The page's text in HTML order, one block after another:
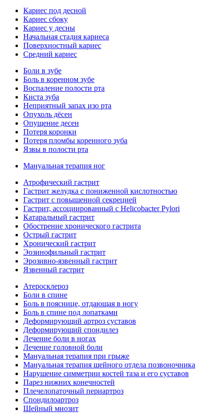
Кариес под десной
Кариес сбоку
Кариес у десны
Начальная стадия кариеса
Поверхностный кариес
Средний кариес
Боли в зубе
Боль в коренном зубе
Воспаление полости рта
Киста зуба
Неприятный запах изо рта
Опухоль дёсен
Опущение десен
Потеря коронки
Потеря пломбы коренного зуба
Язвы в полости рта
Мануальная терапия ног
Атрофический гастрит
Гастрит желудка с пониженной кислотностью
Гастрит с повышенной секрецией
Гастрит, ассоциированный с Helicobacter Pylori
Катаральный гастрит
Обострение хронического гастрита
Острый гастрит
Хронический гастрит
Эозинофильный гастрит
Эрозивно-язвенный гастрит
Язвенный гастрит
Атеросклероз
Боли в спине
Боль в пояснице, отдающая в ногу
Боль в спине под лопатками
Деформирующий артроз суставов
Деформирующий спондилез
Лечение боли в ногах
Лечение головной боли
Мануальная терапия при грыже
Мануальная терапия шейного отдела позвоночника
Нарушение симметрии костей таза и его суставов
Парез нижних конечностей
Плечелопаточный периартроз
Спондилоартроз
Шейный миозит